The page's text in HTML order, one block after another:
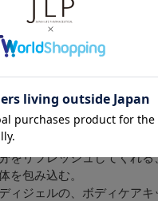
スヴェール ボデ
Veil
MINI 6-7
¥980
をリフレッシュしてくれる
を包み込む。
ィジェルの、ボディケアキ